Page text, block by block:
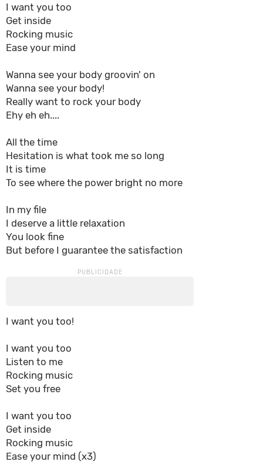
I want you too
Get inside
Rocking music
Ease your mind
Wanna see your body groovin' on
Wanna see your body!
Really want to rock your body
Ehy eh eh....
All the time
Hesitation is what took me so long
It is time
To see where the power bright no more
In my file
I deserve a little relaxation
You look fine
But before I guarantee the satisfaction
I want you too!
I want you too
Listen to me
Rocking music
Set you free
I want you too
Get inside
Rocking music
Ease your mind (x3)